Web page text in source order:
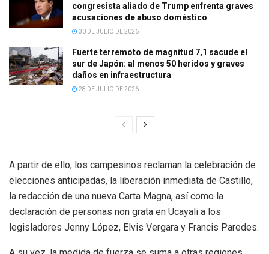
congresista aliado de Trump enfrenta graves
acusaciones de abuso doméstico
30 DE JULIO DE 2026
Fuerte terremoto de magnitud 7,1 sacude el
sur de Japón: al menos 50 heridos y graves
daños en infraestructura
28 DE JULIO DE 2026
A partir de ello, los campesinos reclaman la celebración de
elecciones anticipadas, la liberación inmediata de Castillo,
la redacción de una nueva Carta Magna, así como la
declaración de personas non grata en Ucayali a los
legisladores Jenny López, Elvis Vergara y Francis Paredes.